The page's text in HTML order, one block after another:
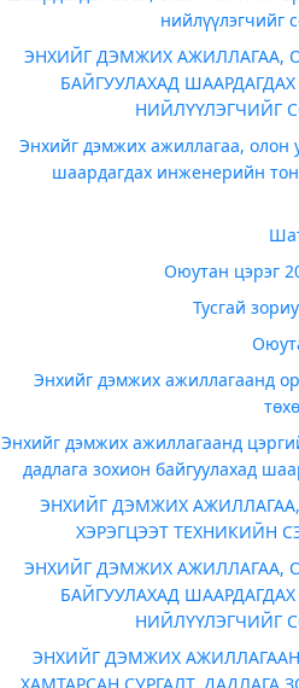
нийлүүлэгчийг
ЭНХИЙГ ДЭМЖИХ АЖИЛЛАГАА,
БАЙГУУЛАХАД
НИЙЛҮҮЛЭГЧИЙГ
Энхийг дэмжих ажиллагаа, олон
шаардагдах инженерийн
Оюутан цэрэг
Тусгай
Энхийг дэмжих ажиллагаанд
Энхийг дэмжих ажиллагаанд
дадлага зохион байгуулахад
ЭНХИЙГ ДЭМЖИХ
ХЭРЭГЦЭЭТ ТЕХНИКИЙН
ЭНХИЙГ ДЭМЖИХ АЖИЛЛАГАА,
БАЙГУУЛАХАД
НИЙЛҮҮЛЭГЧИЙГ
ЭНХИЙГ ДЭМЖИХ